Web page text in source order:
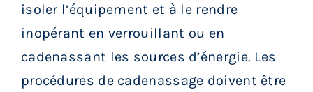
Contactez-nous
isoler l’équipement et à le rendre
inopérant en verrouillant ou en
cadenassant les sources d’énergie. Les
procédures de cadenassage doivent être